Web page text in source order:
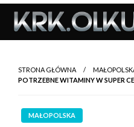
Skip
content
STRONA GŁÓWNA
POTRZEBNE WITAMINY W SUPER
MAŁOPOLSKA